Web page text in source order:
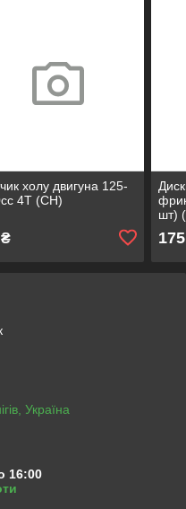
холу двигуна 125-
4Т (СН)
шт)
175
Україна
16:00